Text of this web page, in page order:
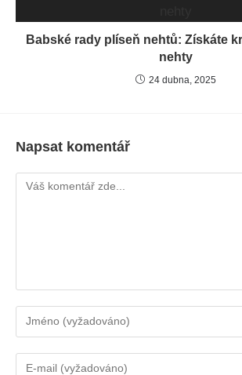
Babské rady plíseň nehtů: Získáte
nehty
24 dubna, 2025
Napsat komentář